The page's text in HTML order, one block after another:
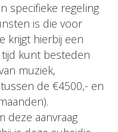
specifieke regeling
is die voor
krijgt hierbij een
tijd kunt besteden
muziek,
de €4500,- en
deze aanvraag